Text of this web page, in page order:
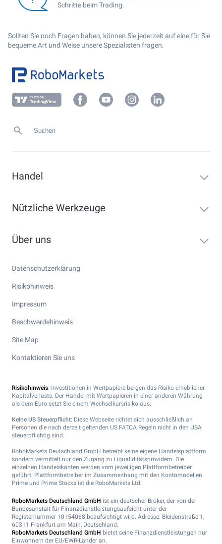
Schritte beim Trading.
Sollten Sie noch Fragen haben, können Sie jederzeit auf eine für Sie
bequeme Art und Weise unsere Spezialisten fragen.
Handel
Nützliche Werkzeuge
Über uns
Datenschutzerklärung
Risikohinweis
Impressum
Beschwerdehinweis
Site Map
Kontaktieren Sie uns
Risikohinweis: Investitionen in Wertpapiere bergen das Risiko erheblicher
Kapitalverluste. Der Handel mit Wertpapieren in einer anderen Währung
als dem Euro setzt Sie einem Wechselkursrisiko aus.
Keine US Steuerpflicht: Diese Webseite richtet sich ausschließlich an
Personen die nach derzeit geltenden US FATCA Regeln nicht in den USA
steuerpflichtig sind.
RoboMarkets Deutschland GmbH betreibt keine eigene Handelsplattform
sondern vermittelt nur den Zugang zu Liqualiditätsprovidern. Die
einzelnen Handelskonten werden vom jeweiligen Plattformbetreiber
geführt. Plattformbetreiber im Zusammenhang mit den Kontomodellen
Prime und Prime Stocks ist die RoboMarkets Ltd.
RoboMarkets Deutschland GmbH ist ein deutscher Broker, der von der
Bundesanstalt für Finanzdienstleistungsaufsicht unter der
Registernummer 10154068 beaufsichtigt wird. Adresse: Bleidenstraße 1,
60311 Frankfurt am Main, Deutschland.
RoboMarkets Deutschland GmbH bietet seine Finanzdienstleistungen nur
Einwohnern der EU/EWR-Länder an.